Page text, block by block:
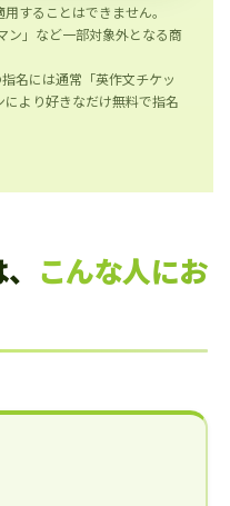
することはできません。
」など一部対象外となる商
名には通常「英作文チケッ
より好きなだけ無料で指名
こんな人にお